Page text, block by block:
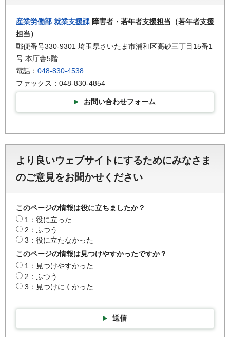
産業労働部 就業支援課 障害者・若年者支援担当（若年者支援
担当）
郵便番号330-9301 埼玉県さいたま市浦和区高砂三丁目15番1
号 本庁舎5階
電話： 048-830-4538
ファックス：048-830-4854
お問い合わせフォーム
より良いウェブサイトにするためにみなさま
のご意見をお聞かせください
このページの情報は役に立ちましたか？
1：役に立った
2：ふつう
3：役に立たなかった
このページの情報は見つけやすかったですか？
1：見つけやすかった
2：ふつう
3：見つけにくかった
送信